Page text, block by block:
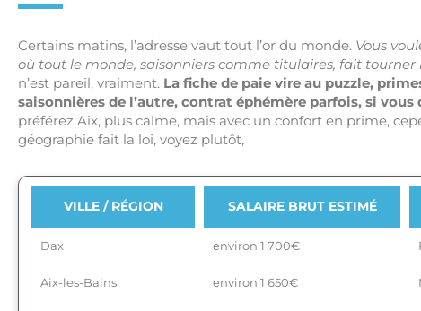
Certains matins, l’adresse vaut tout l’or du monde. Vous
où tout le monde, saisonniers comme titulaires, fait tourner
n’est pareil, vraiment. La fiche de paie vire au puzzle,
saisonnières de l’autre, contrat éphémère parfois, si
préférez Aix, plus calme, mais avec un confort en prime,
géographie fait la loi, voyez plutôt,
VILLE / RÉGION SALAIRE BRUT ESTIMÉ
Dax environ 1 700€
Aix-les-Bains environ 1 650€